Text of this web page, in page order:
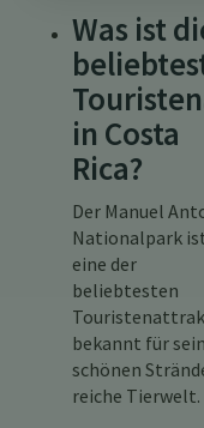
Was ist
in Costa
Rica?
Der Manuel
Nationalpark
eine der
beliebtesten
bekannt für
schönen
reiche Tierwelt.